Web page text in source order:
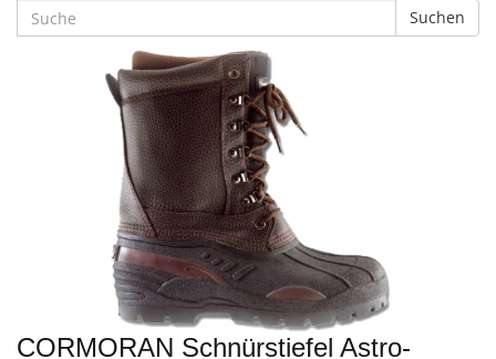
Suchen
CORMORAN Schnürstiefel Astro-